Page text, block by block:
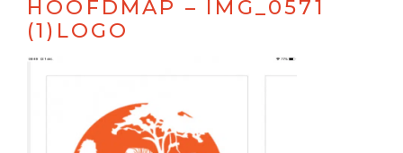
HOOFDMAP – IMG_0571
(1)LOGO